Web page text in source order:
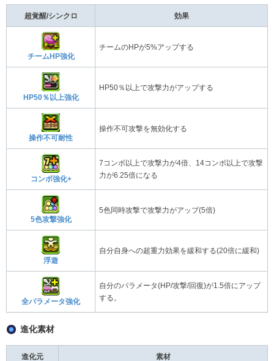
超覚醒/シンクロ 効果
チームHP強化
チームのHPが5%アップする
HP50％以上強化
HP50％以上で攻撃力がアップする
操作不可耐性
操作不可攻撃を無効化する
コンボ強化+
7コンボ以上で攻撃力が4倍、14コンボ以上で攻撃
力が6.25倍になる
5色攻撃強化
5色同時攻撃で攻撃力がアップ(5倍)
浮遊
自分自身への超重力効果を緩和する(20倍に緩和)
全パラメータ強化
自分のパラメータ(HP/攻撃/回復)が1.5倍にアップ
する。
進化素材
進化元 素材